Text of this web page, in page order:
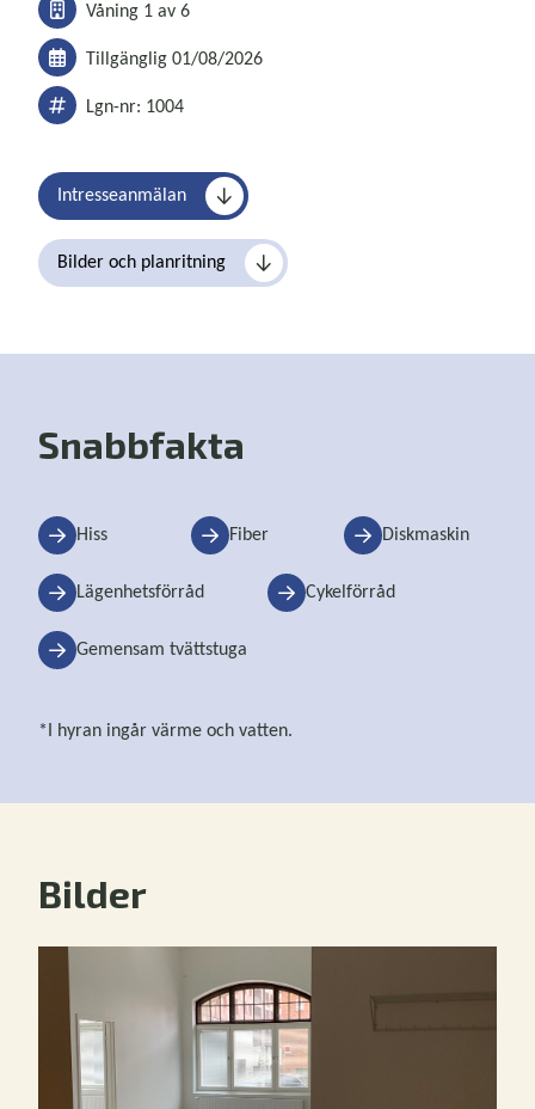
Våning 1 av 6
Tillgänglig 01/08/2026
Lgn-nr: 1004
Intresseanmälan
Bilder och planritning
Snabbfakta
Hiss Fiber Diskmaskin
Lägenhetsförråd Cykelförråd
Gemensam tvättstuga
*I hyran ingår värme och vatten.
Bilder